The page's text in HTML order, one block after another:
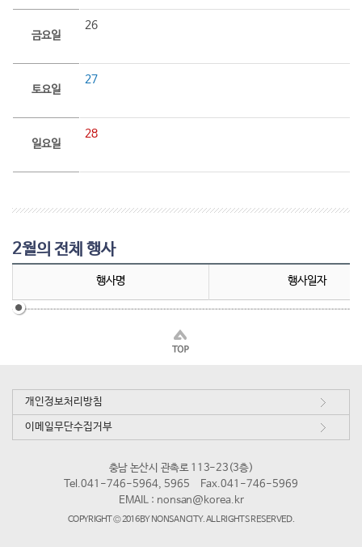
금요일
26
토요일
27
일요일
28
2월의 전체 행사
행사명 행사일자
개인정보처리방침
이메일무단수집거부
충남 논산시 관촉로 113-23(3층)
Tel.041-746-5964, 5965
Fax.041-746-5969
EMAIL : nonsan@korea.kr
COPYRIGHT © 2016 BY NONSAN CITY. ALL RIGHTS RESERVED.